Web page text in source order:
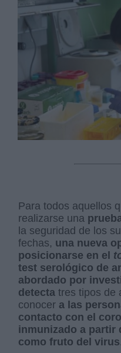
Para todos aquellos
realizarse una
la seguridad de los
fechas, una nueva
posicionarse en el
test serológico de
abordado por
detecta tres tipos de
conocer a las
contacto con el
inmunizado a partir
como fruto del virus